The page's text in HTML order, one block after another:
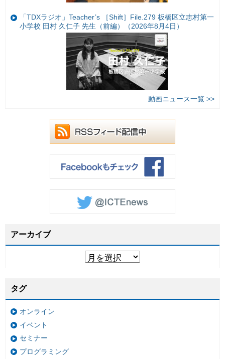
「TDXラジオ」Teacher’s ［Shift］File.279 板橋区立志村第一
小学校 田村 久仁子 先生（前編）（2026年8月4日）
動画ニュース一覧 >>
アーカイブ
タグ
オンライン
イベント
セミナー
プログラミング